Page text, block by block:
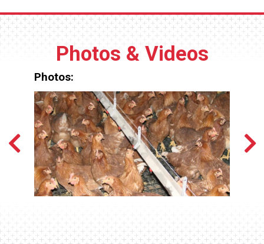
Photos & Videos
Photos: